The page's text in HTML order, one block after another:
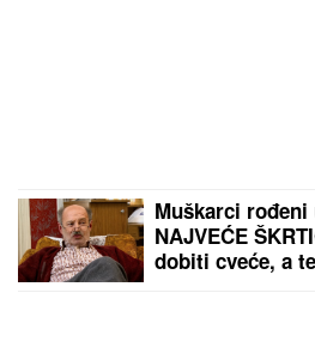
Muškarci
NAJVEĆE
dobiti cveće, a